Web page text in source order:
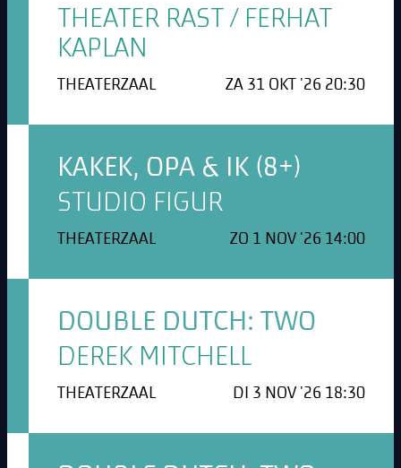
THEATER RAST / FERHAT
KAPLAN
THEATERZAAL ZA 31 OKT '26 20:30
KAKEK, OPA & IK (8+)
STUDIO FIGUR
THEATERZAAL ZO 1 NOV '26 14:00
DOUBLE DUTCH: TWO
DEREK MITCHELL
THEATERZAAL DI 3 NOV '26 18:30